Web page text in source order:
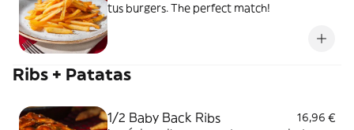
tus burgers. The perfect match!
Ribs + Patatas
1/2 Baby Back Ribs
16,96 €